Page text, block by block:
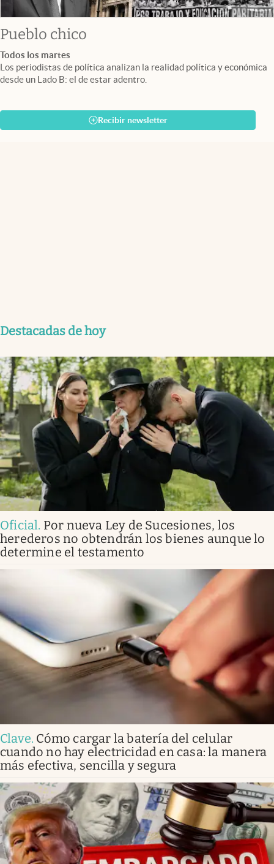
Pueblo chico
Todos los martes
Los periodistas de política analizan la realidad política y económica
desde un Lado B: el de estar adentro.
Recibir newsletter
Destacadas de hoy
Oficial. Por nueva Ley de Sucesiones, los
herederos no obtendrán los bienes aunque lo
determine el testamento
Clave. Cómo cargar la batería del celular
cuando no hay electricidad en casa: la manera
más efectiva, sencilla y segura